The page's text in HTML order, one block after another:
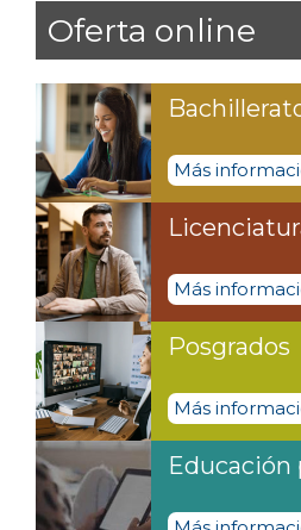
Oferta online
Más
Más
Posgrados
Más
Educación